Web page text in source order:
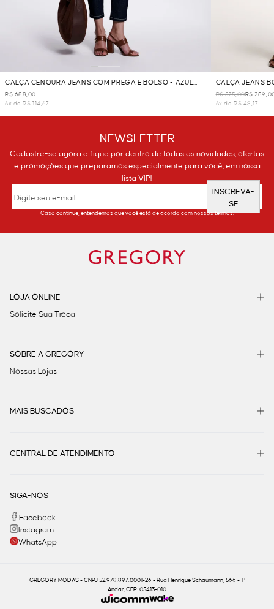
CALÇA CENOURA JEANS COM PREGA E BOLSO - AZUL
JEANS
R$ 688,00
6x de R$ 114,67
CALÇA JEANS
JEANS
R$ 575,00R$
6x de R$ 48,17
NEWSLETTER
Cadastre-se agora e fique por dentro de todas as novidades, ofertas
e promoções que preparamos especialmente para você, em nossa
lista VIP!
INSCREVA-
SE
Caso continue, entendemos que você está de acordo com nossos termos.
LOJA ONLINE
Solicite Sua Troca
SOBRE A GREGORY
Nossas Lojas
MAIS BUSCADOS
CENTRAL DE ATENDIMENTO
SIGA-NOS
Facebook
Instagram
WhatsApp
GREGORY MODAS - CNPJ 52.978.897.0001-26 - Rua Henrique Schaumann, 566 - 1º
Andar, CEP: 05413-010